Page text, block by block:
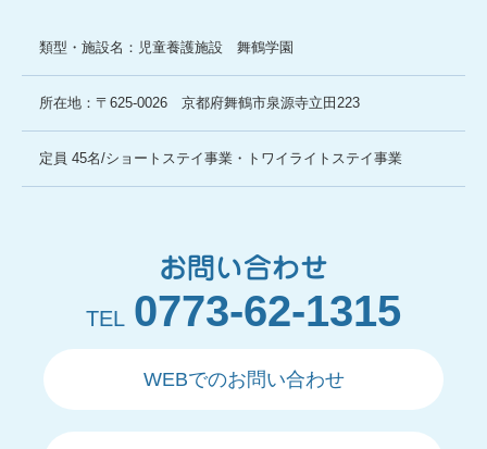
類型・施設名：児童養護施設 舞鶴学園
所在地：〒625-0026 京都府舞鶴市泉源寺立田223
定員 45名/ショートステイ事業・トワイライトステイ事業
お問い合わせ
TEL 0773-62-1315
WEBでのお問い合わせ